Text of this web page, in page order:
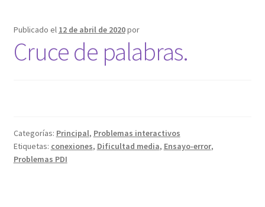
Publicado el 12 de abril de 2020por
Cruce de palabras.
Categorías: Principal, Problemas interactivos
Etiquetas: conexiones, Dificultad media, Ensayo-error,
Problemas PDI